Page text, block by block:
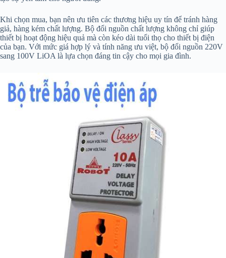
Khi chọn mua, bạn nên ưu tiên các thương hiệu uy tín để tránh hàng
giả, hàng kém chất lượng. Bộ đổi nguồn chất lượng không chỉ giúp
thiết bị hoạt động hiệu quả mà còn kéo dài tuổi thọ cho thiết bị điện
của bạn. Với mức giá hợp lý và tính năng ưu việt, bộ đổi nguồn 220V
sang 100V LiOA là lựa chọn đáng tin cậy cho mọi gia đình.